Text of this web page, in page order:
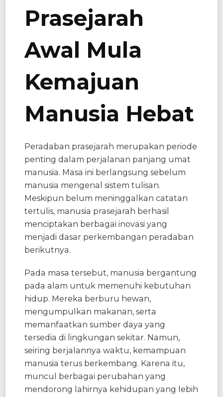
Prasejarah
Awal Mula
Kemajuan
Manusia Hebat
Peradaban prasejarah merupakan periode
penting dalam perjalanan panjang umat
manusia. Masa ini berlangsung sebelum
manusia mengenal sistem tulisan.
Meskipun belum meninggalkan catatan
tertulis, manusia prasejarah berhasil
menciptakan berbagai inovasi yang
menjadi dasar perkembangan peradaban
berikutnya.
Pada masa tersebut, manusia bergantung
pada alam untuk memenuhi kebutuhan
hidup. Mereka berburu hewan,
mengumpulkan makanan, serta
memanfaatkan sumber daya yang
tersedia di lingkungan sekitar. Namun,
seiring berjalannya waktu, kemampuan
manusia terus berkembang. Karena itu,
muncul berbagai perubahan yang
mendorong lahirnya kehidupan yang lebih